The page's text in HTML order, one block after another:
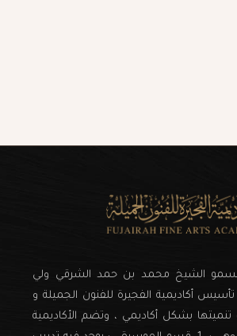
لسمو الشيخ محمد بن حمد الشرقي ولي
أكاديمية الفجيرة للفنون الجميلة و
تنميتها بشكل أكاديمي ، وتضم الأكاديمية